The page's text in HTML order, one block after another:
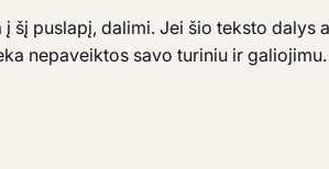
puslapį, dalimi. Jei šio teksto
nepaveiktos savo turiniu ir galiojimu.